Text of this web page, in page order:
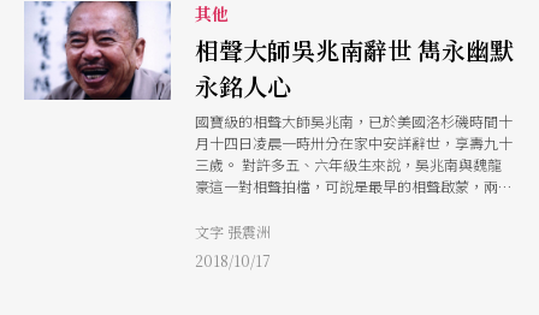
其他
相聲大師吳兆南辭世 雋永幽默
永銘人心
國寶級的相聲大師吳兆南，已於美國洛杉磯時間十
月十四日凌晨一時卅分在家中安詳辭世，享壽九十
三歲。 對許多五、六年級生來說，吳兆南與魏龍
豪這一對相聲拍檔，可說是最早的相聲啟蒙，兩人
許多經典段子，也播灑下日後的相聲藝術種子。
一九二四年生於中國北平市的吳兆南，本名照南，
畢業於中國大學經濟系，師事相聲泰斗侯寶林。幼
文字 張震洲
2018/10/17